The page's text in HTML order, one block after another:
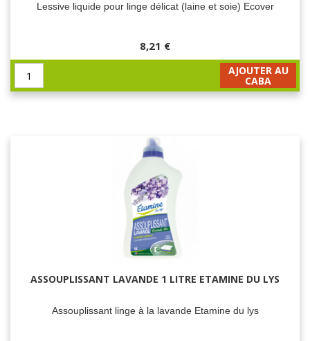
Lessive liquide pour linge délicat (laine et soie) Ecover
8,21 €
AJOUTER AU
CABA
ASSOUPLISSANT LAVANDE 1 LITRE ETAMINE DU LYS
Assouplissant linge à la lavande Etamine du lys